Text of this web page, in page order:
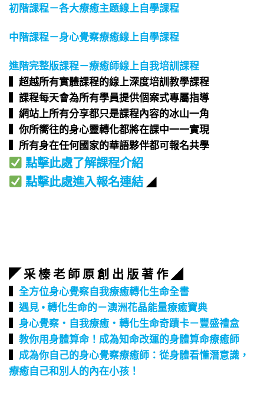
初階課程－各大療癒主題線上自學課程
中階課程－身心覺察療癒線上自學課程
進階完整版課程－療癒師線上自我培訓課程
▍超越所有實體課程的線上深度培訓教學課程​
▍課程每天會為所有學員提供個案式專屬指導​
▍網站上所有分享都只是課程內容的冰山一角​
▍你所嚮往的身心靈轉化都將在課中一一實現​
▍所有身在任何國家的華語夥伴都可報名共學​
點擊此處了解課程介紹
點擊此處進入報名連結 ◢
◤ 采 榛 老 師 原 創 出 版 著 作 ◢
▍ 全方位身心覺察自我療癒轉化生命全書
▍ 遇見 • 轉化生命的－澳洲花晶能量療癒寶典
▍ 身心覺察‧自我療癒‧轉化生命奇蹟卡－豐盛禮盒
▍ 教你用身體算命！成為知命改運的身體算命療癒師
▍ 成為你自己的身心覺察療癒師：從身體看懂潛意識，
療癒自己和別人的內在小孩！